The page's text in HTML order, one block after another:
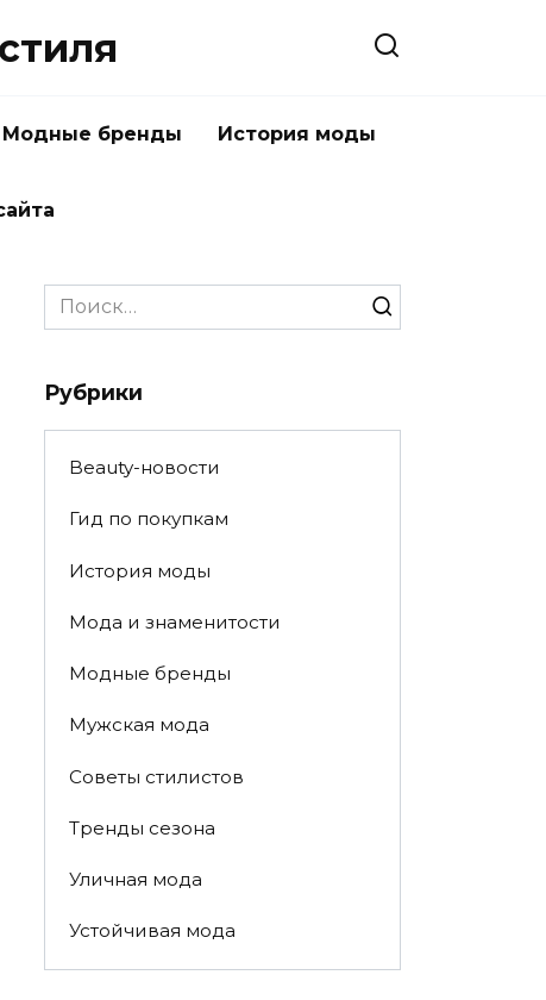
Модные бренды История моды
Search
for:
Рубрики
Beauty-новости
Гид по покупкам
История моды
Мода и знаменитости
Модные бренды
Мужская мода
Советы стилистов
Тренды сезона
Уличная мода
Устойчивая мода